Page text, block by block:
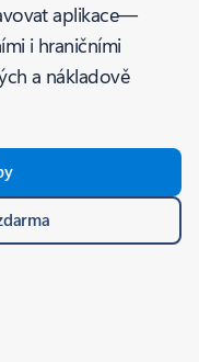
aplikace—
i hraničními
a nákladově